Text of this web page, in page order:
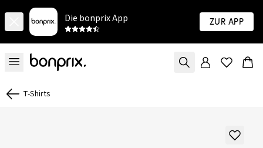
Die bonprix App Zur App
T-Shirts